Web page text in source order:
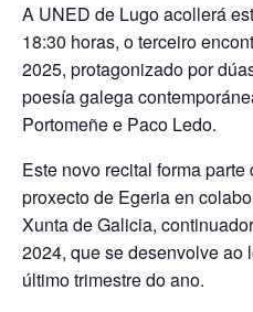
A UNED de Lugo acollerá
18:30 horas, o terceiro
2025, protagonizado por
poesía galega
Portomeñe e Paco Ledo.
Este novo recital forma
proxecto de Egeria en
Xunta de Galicia,
2024, que se desenvolve ao
último trimestre do ano.